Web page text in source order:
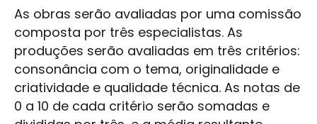
As obras serão avaliadas por uma comissão
composta por três especialistas. As
produções serão avaliadas em três critérios:
consonância com o tema, originalidade e
criatividade e qualidade técnica. As notas de
0 a 10 de cada critério serão somadas e